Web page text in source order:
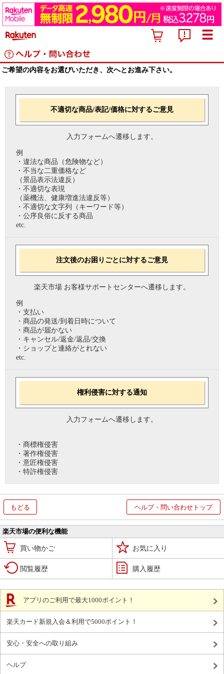
ご希望の内容をお選びいただき、次へとお進み下さい。
不適切な商品/表記/価格に対するご意見
入力フォームへ遷移します。
例
・違法な商品（危険物など）
・不当な二重価格など
（景品表示法違反）
・不適切な表現
（薬機法、健康増進法違反等）
・不適切な文字列（キーワード等）
・公序良俗に反する商品
etc.
注文後のお困りごとに対するご意見
楽天市場 お客様サポートセンターへ遷移します。
例
・支払い
・商品の発送/到着日時について
・商品が届かない
・キャンセル/返金/返品/交換
・ショップと連絡がとれない
etc.
権利侵害に対する通知
入力フォームへ遷移します。
・商標権侵害
・著作権侵害
・意匠権侵害
・特許権侵害
もどる ヘルプ・問い合わせトップ
楽天市場の便利な機能
買い物かご お気に入り
閲覧履歴 購入履歴
アプリのご利用で最大1000ポイント！
楽天カード新規入会＆利用で5000ポイント！
安心・安全への取り組み
ヘルプ